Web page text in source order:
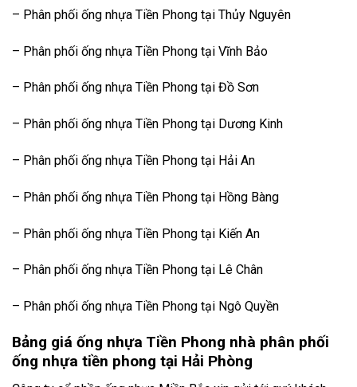
– Phân phối ống nhựa Tiền Phong tại Thủy Nguyên
– Phân phối ống nhựa Tiền Phong tại Vĩnh Bảo
– Phân phối ống nhựa Tiền Phong tại Đồ Sơn
– Phân phối ống nhựa Tiền Phong tại Dương Kinh
– Phân phối ống nhựa Tiền Phong tại Hải An
– Phân phối ống nhựa Tiền Phong tại Hồng Bàng
– Phân phối ống nhựa Tiền Phong tại Kiến An
– Phân phối ống nhựa Tiền Phong tại Lê Chân
– Phân phối ống nhựa Tiền Phong tại Ngô Quyền
Bảng giá ống nhựa Tiền Phong nhà phân phối
ống nhựa tiền phong tại Hải Phòng